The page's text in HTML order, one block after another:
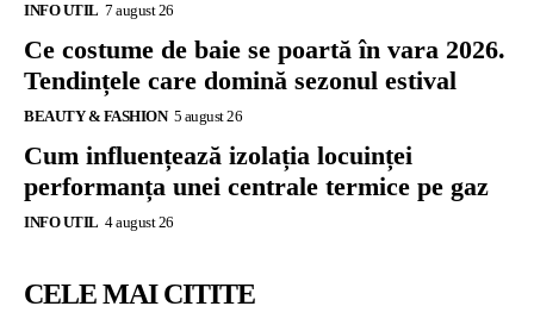
INFO UTIL 7 august 26
Ce costume de baie se poartă în vara 2026.
Tendințele care domină sezonul estival
BEAUTY & FASHION 5 august 26
Cum influențează izolația locuinței
performanța unei centrale termice pe gaz
INFO UTIL 4 august 26
CELE MAI CITITE